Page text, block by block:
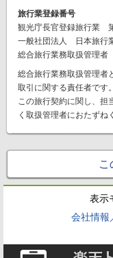
旅行業登録番号
観光庁長官登録旅行業
一般社団法人 日本旅行
総合旅行業務取扱管理
総合旅行業務取扱管理者
取引に関する責任者です。
この旅行契約に関し、担
く取扱管理者におたずね
こ
表示
会社情報